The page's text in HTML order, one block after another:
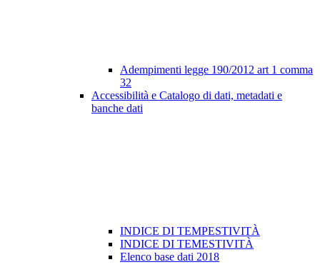
Adempimenti legge 190/2012 art 1 comma
32
Accessibilità e Catalogo di dati, metadati e
banche dati
INDICE DI TEMPESTIVITÀ
INDICE DI TEMESTIVITÀ
Elenco base dati 2018